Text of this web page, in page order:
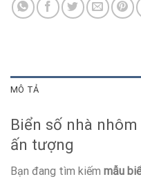
MÔ TẢ
Biển số nhà
ấn tượng
Bạn đang tìm kiếm mẫu